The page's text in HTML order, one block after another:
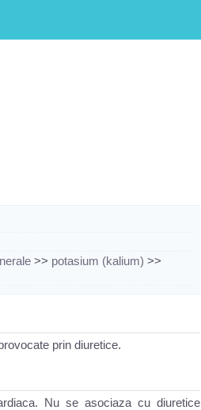
>> potasium (kalium) >>
prin diuretice.
Nu se asociaza cu diuretice